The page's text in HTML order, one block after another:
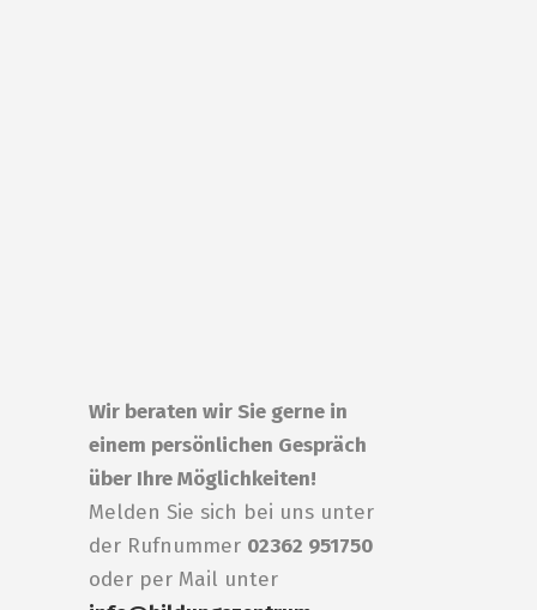
Wir beraten wir Sie gerne in
einem persönlichen Gespräch
über Ihre Möglichkeiten!
Melden Sie sich bei uns unter
der Rufnummer 02362 951750
oder per Mail unter